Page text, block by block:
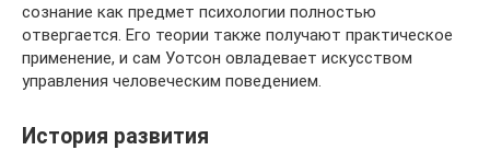
сознание как предмет психологии полностью
отвергается. Его теории также получают практическое
применение, и сам Уотсон овладевает искусством
управления человеческим поведением.
История развития